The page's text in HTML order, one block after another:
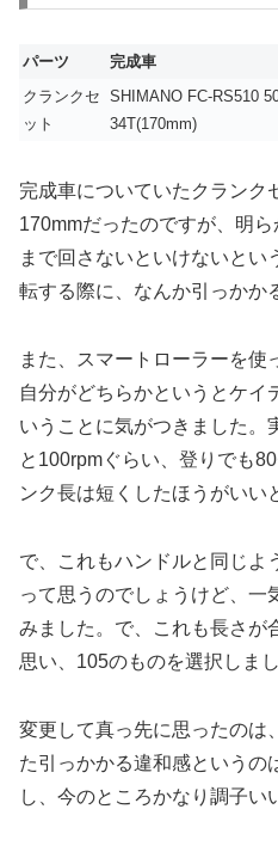
パーツ 完成車
クランクセ
ット
SHIMANO FC-RS510
34T(170mm)
完成車についていたクランク
170mmだったのですが、明
まで回さないといけないとい
転する際に、なんか引っかか
また、スマートローラーを使
自分がどちらかというとケイ
いうことに気がつきました。
と100rpmぐらい、登りでも
ンク長は短くしたほうがいい
で、これもハンドルと同じよ
って思うのでしょうけど、
みました。で、これも長さが
思い、105のものを選択しまし
変更して真っ先に思ったのは
た引っかかる違和感というの
し、今のところかなり調子い